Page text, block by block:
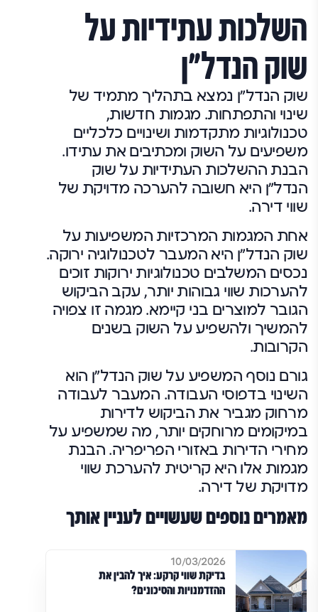
השלכות עתידיות על
שוק הנדל"ן
שוק הנדל"ן נמצא בתהליך מתמיד של
שינוי והתפתחות. מגמות חדשות,
טכנולוגיות מתקדמות ושינויים כלכליים
משפיעים על השוק ומכתיבים את עתידו.
הבנת ההשלכות העתידיות על שוק
הנדל"ן היא חשובה להערכה מדויקת של
שווי דירה.
אחת המגמות המרכזיות המשפיעות על
שוק הנדל"ן היא המעבר לטכנולוגיה ירוקה.
נכסים המשלבים טכנולוגיות ירוקות זוכים
להערכות שווי גבוהות יותר, עקב הביקוש
הגובר למוצרים בני קיימא. מגמה זו צפויה
להמשיך ולהשפיע על השוק בשנים
הקרובות.
גורם נוסף המשפיע על שוק הנדל"ן הוא
השינוי בדפוסי העבודה. המעבר לעבודה
מרחוק מגביר את הביקוש לדירות
במיקומים מרוחקים יותר, מה שמשפיע על
מחירי הדירות באזורי הפריפריה. הבנת
מגמות אלו היא קריטית להערכת שווי
מדויקת של דירה.
מאמרים נוספים שעשויים לעניין אותך
10/03/2026
בדיקת שווי קרקע: איך להבין את
ההזדמנויות והסיכונים?